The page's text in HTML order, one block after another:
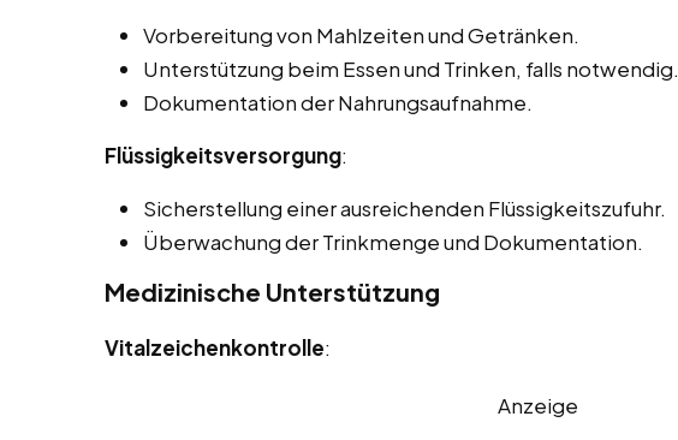
Vorbereitung von Mahlzeiten und Getränken.
Unterstützung beim Essen und Trinken, falls notwendig.
Dokumentation der Nahrungsaufnahme.
Flüssigkeitsversorgung:
Sicherstellung einer ausreichenden Flüssigkeitszufuhr.
Überwachung der Trinkmenge und Dokumentation.
Medizinische Unterstützung
Vitalzeichenkontrolle:
Anzeige